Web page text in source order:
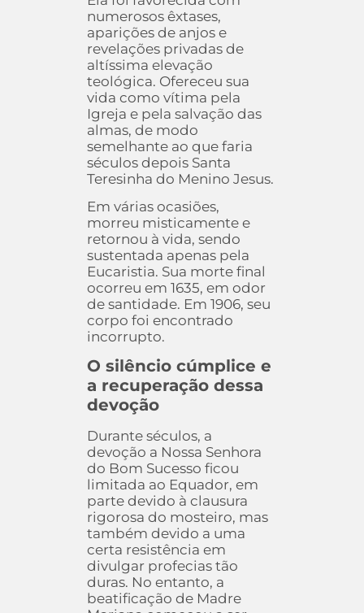
numerosos êxtases,
aparições de anjos e
revelações privadas de
altíssima elevação
teológica. Ofereceu sua
vida como vítima pela
Igreja e pela salvação das
almas, de modo
semelhante ao que faria
séculos depois Santa
Teresinha do Menino Jesus.
Em várias ocasiões,
morreu misticamente e
retornou à vida, sendo
sustentada apenas pela
Eucaristia. Sua morte final
ocorreu em 1635, em odor
de santidade. Em 1906, seu
corpo foi encontrado
incorrupto.
O silêncio cúmplice e
a recuperação dessa
devoção
Durante séculos, a
devoção a Nossa Senhora
do Bom Sucesso ficou
limitada ao Equador, em
parte devido à clausura
rigorosa do mosteiro, mas
também devido a uma
certa resistência em
divulgar profecias tão
duras. No entanto, a
beatificação de Madre